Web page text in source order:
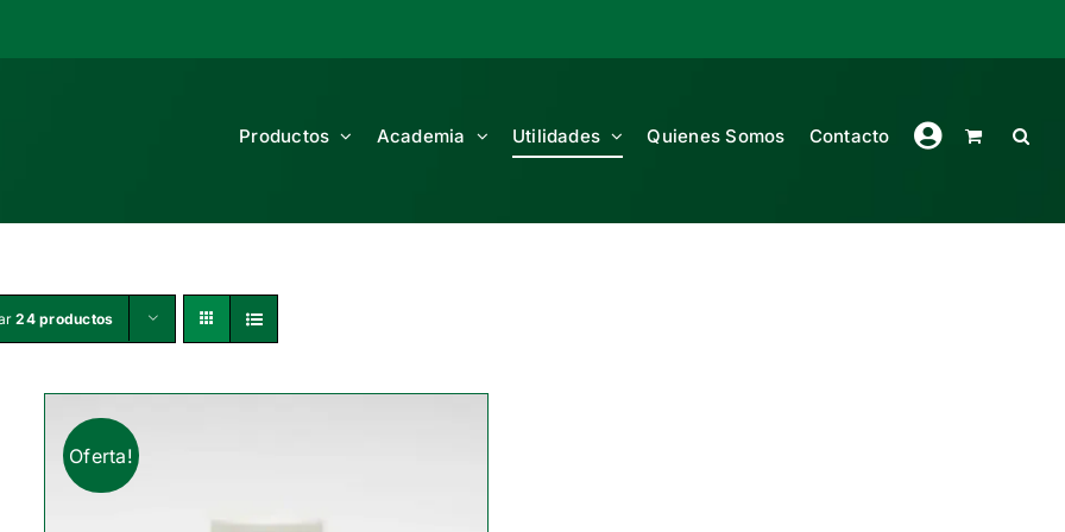
Productos Academia Utilidades Quienes Somos Contacto
24 productos
Oferta!